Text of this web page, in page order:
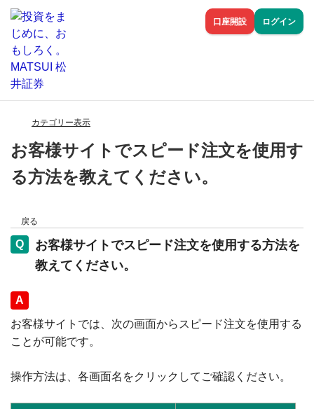
口座開設 ログイン
カテゴリー表示
お客様サイトでスピード注文を使用す
る方法を教えてください。
戻る
お客様サイトでスピード注文を使用する方法を
教えてください。
回答
お客様サイトでは、次の画面からスピード注文を使用する
ことが可能です。
操作方法は、各画面名をクリックしてご確認ください。